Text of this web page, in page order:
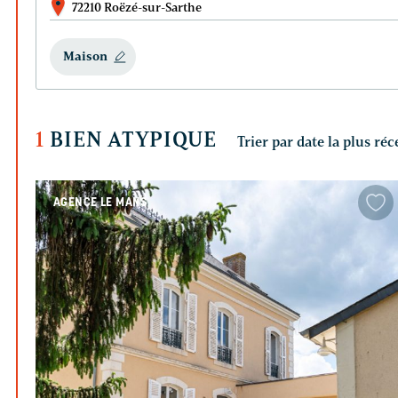
72210 Roëzé-sur-Sarthe
Maison
1 BIEN ATYPIQUE
AGENCE LE MANS